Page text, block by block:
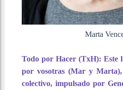
Marta
Todo por Hacer (TxH): Este
por vosotras (Mar y
colectivo, impulsado por